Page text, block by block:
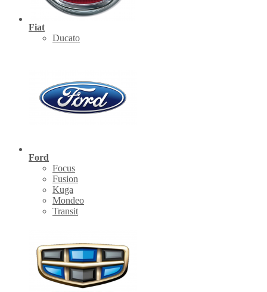
Fiat
Ducato
Ford
Focus
Fusion
Kuga
Mondeo
Transit